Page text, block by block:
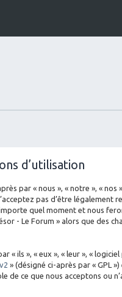
d’utilisation
par « nous », « notre », «
pas d’être légalement
quel moment et nous
- Le Forum » alors que
ils », « eux », « leur », «
» (désigné ci-après par « GPL
de ce que nous acceptons